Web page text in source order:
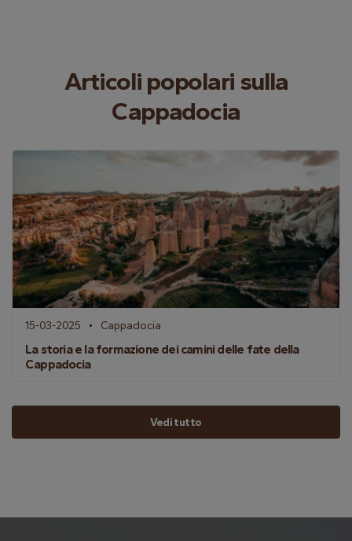
Articoli popolari sulla
Cappadocia
15-03-2025 Cappadocia
La storia e la formazione dei camini delle fate della
Cappadocia
Vedi tutto